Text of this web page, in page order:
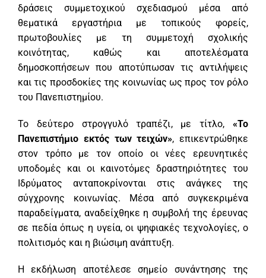
δράσεις συμμετοχικού σχεδιασμού μέσα από
θεματικά εργαστήρια με τοπικούς φορείς,
πρωτοβουλίες με τη συμμετοχή σχολικής
κοινότητας, καθώς και αποτελέσματα
δημοσκοπήσεων που αποτύπωσαν τις αντιλήψεις
και τις προσδοκίες της κοινωνίας ως προς τον ρόλο
του Πανεπιστημίου.
Το δεύτερο στρογγυλό τραπέζι, με τίτλο, «Το
Πανεπιστήμιο εκτός των τειχών», επικεντρώθηκε
στον τρόπο με τον οποίο οι νέες ερευνητικές
υποδομές και οι καινοτόμες δραστηριότητες του
Ιδρύματος ανταποκρίνονται στις ανάγκες της
σύγχρονης κοινωνίας. Μέσα από συγκεκριμένα
παραδείγματα, αναδείχθηκε η συμβολή της έρευνας
σε πεδία όπως η υγεία, οι ψηφιακές τεχνολογίες, ο
πολιτισμός και η βιώσιμη ανάπτυξη.
Η εκδήλωση αποτέλεσε σημείο συνάντησης της